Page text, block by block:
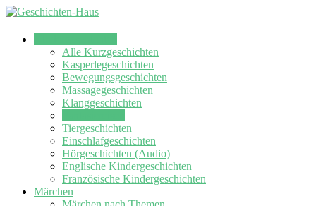
Alle Kurzgeschichten
Kasperlegeschichten
Bewegungsgeschichten
Massagegeschichten
Klanggeschichten
Tiergeschichten
Einschlafgeschichten
Hörgeschichten (Audio)
Englische Kindergeschichten
Französische Kindergeschichten
Märchen